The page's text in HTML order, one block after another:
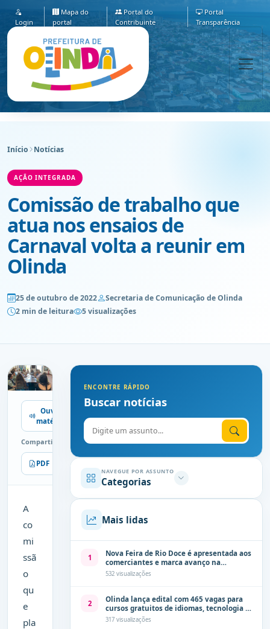
Login
Mapa do
portal
Portal do
Contribuinte
Portal
Transparência
Início Notícias
AÇÃO INTEGRADA
Comissão de trabalho que
atua nos ensaios de
Carnaval volta a reunir em
Olinda
25 de outubro de 2022
Secretaria de Comunicação de Olinda
2 min de leitura
5 visualizações
Ouvir
matéria
Compartilhe
PDF Imprimir
A
co
mi
ssã
o
qu
e
pla
ENCONTRE RÁPIDO
Buscar notícias
Digite o assunto
NAVEGUE POR ASSUNTO
Categorias
Mais lidas
1
Nova Feira de Rio Doce é apresentada aos
comerciantes e marca avanço na
modernização dos espaços públicos de
532 visualizações
2
Olinda lança edital com 465 vagas para
cursos gratuitos de idiomas, tecnologia e
comunicação
317 visualizações